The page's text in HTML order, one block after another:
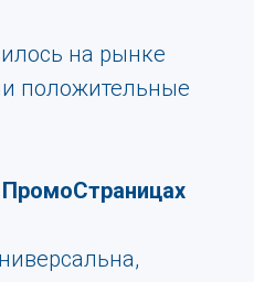
на рынке
положительные